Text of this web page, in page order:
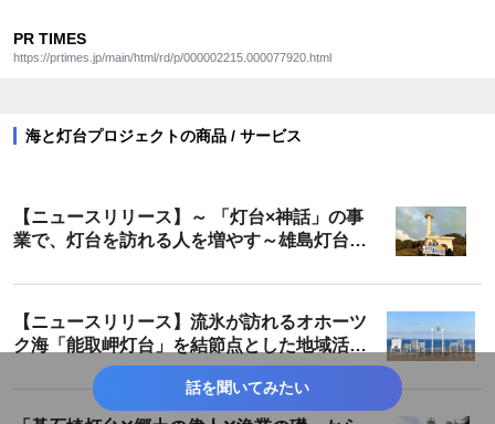
PR TIMES
https://prtimes.jp/main/html/rd/p/000002215.000077920.html
海と灯台プロジェクトの商品 / サービス
【ニュースリリース】～ 「灯台×神話」の事
業で、灯台を訪れる人を増やす～雄島灯台散
【ニュースリリース】流氷が訪れるオホーツ
ク海「能取岬灯台」を結節点とした地域活性
化 「願いを叶える鐘」「ホタテ貝の絵馬」の
設置成果報告
話を聞いてみたい